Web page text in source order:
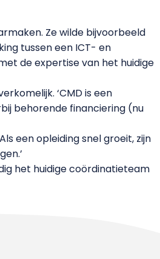
Ze wilde bijvoorbeeld
tussen een ICT- en
de expertise van het huidige
‘CMD is een
behorende financiering (nu
een opleiding snel groeit, zijn
het huidige coördinatieteam